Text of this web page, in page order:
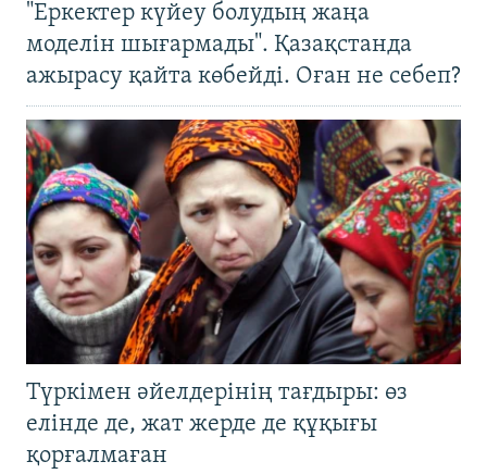
"Еркектер күйеу болудың жаңа
моделін шығармады". Қазақстанда
ажырасу қайта көбейді. Оған не себеп?
Түркімен әйелдерінің тағдыры: өз
елінде де, жат жерде де құқығы
қорғалмаған